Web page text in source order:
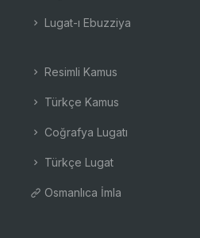
Lugat-ı Ebuzziya
Resimli Kamus
Türkçe Kamus
Coğrafya Lugatı
Türkçe Lugat
Osmanlıca İmla